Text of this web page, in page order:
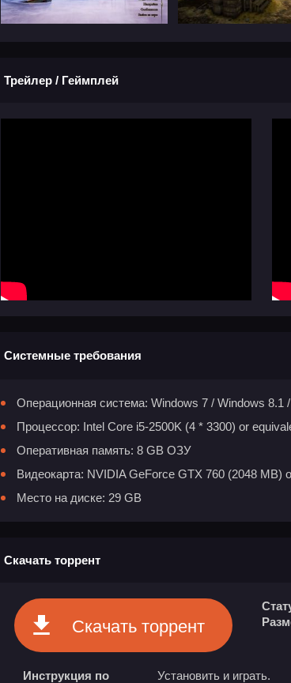
Трейлер / Геймплей
Системные требования
Операционная система: Windows 7 / Windows 8.1
Процессор: Intel Core i5-2500K (4 * 3300) or
Оперативная память: 8 GB ОЗУ
Видеокарта: NVIDIA GeForce GTX 760 (2048 MB)
Место на диске: 29 GB
Скачать торрент
Скачать торрент
Инструкция по
Установить и играть.